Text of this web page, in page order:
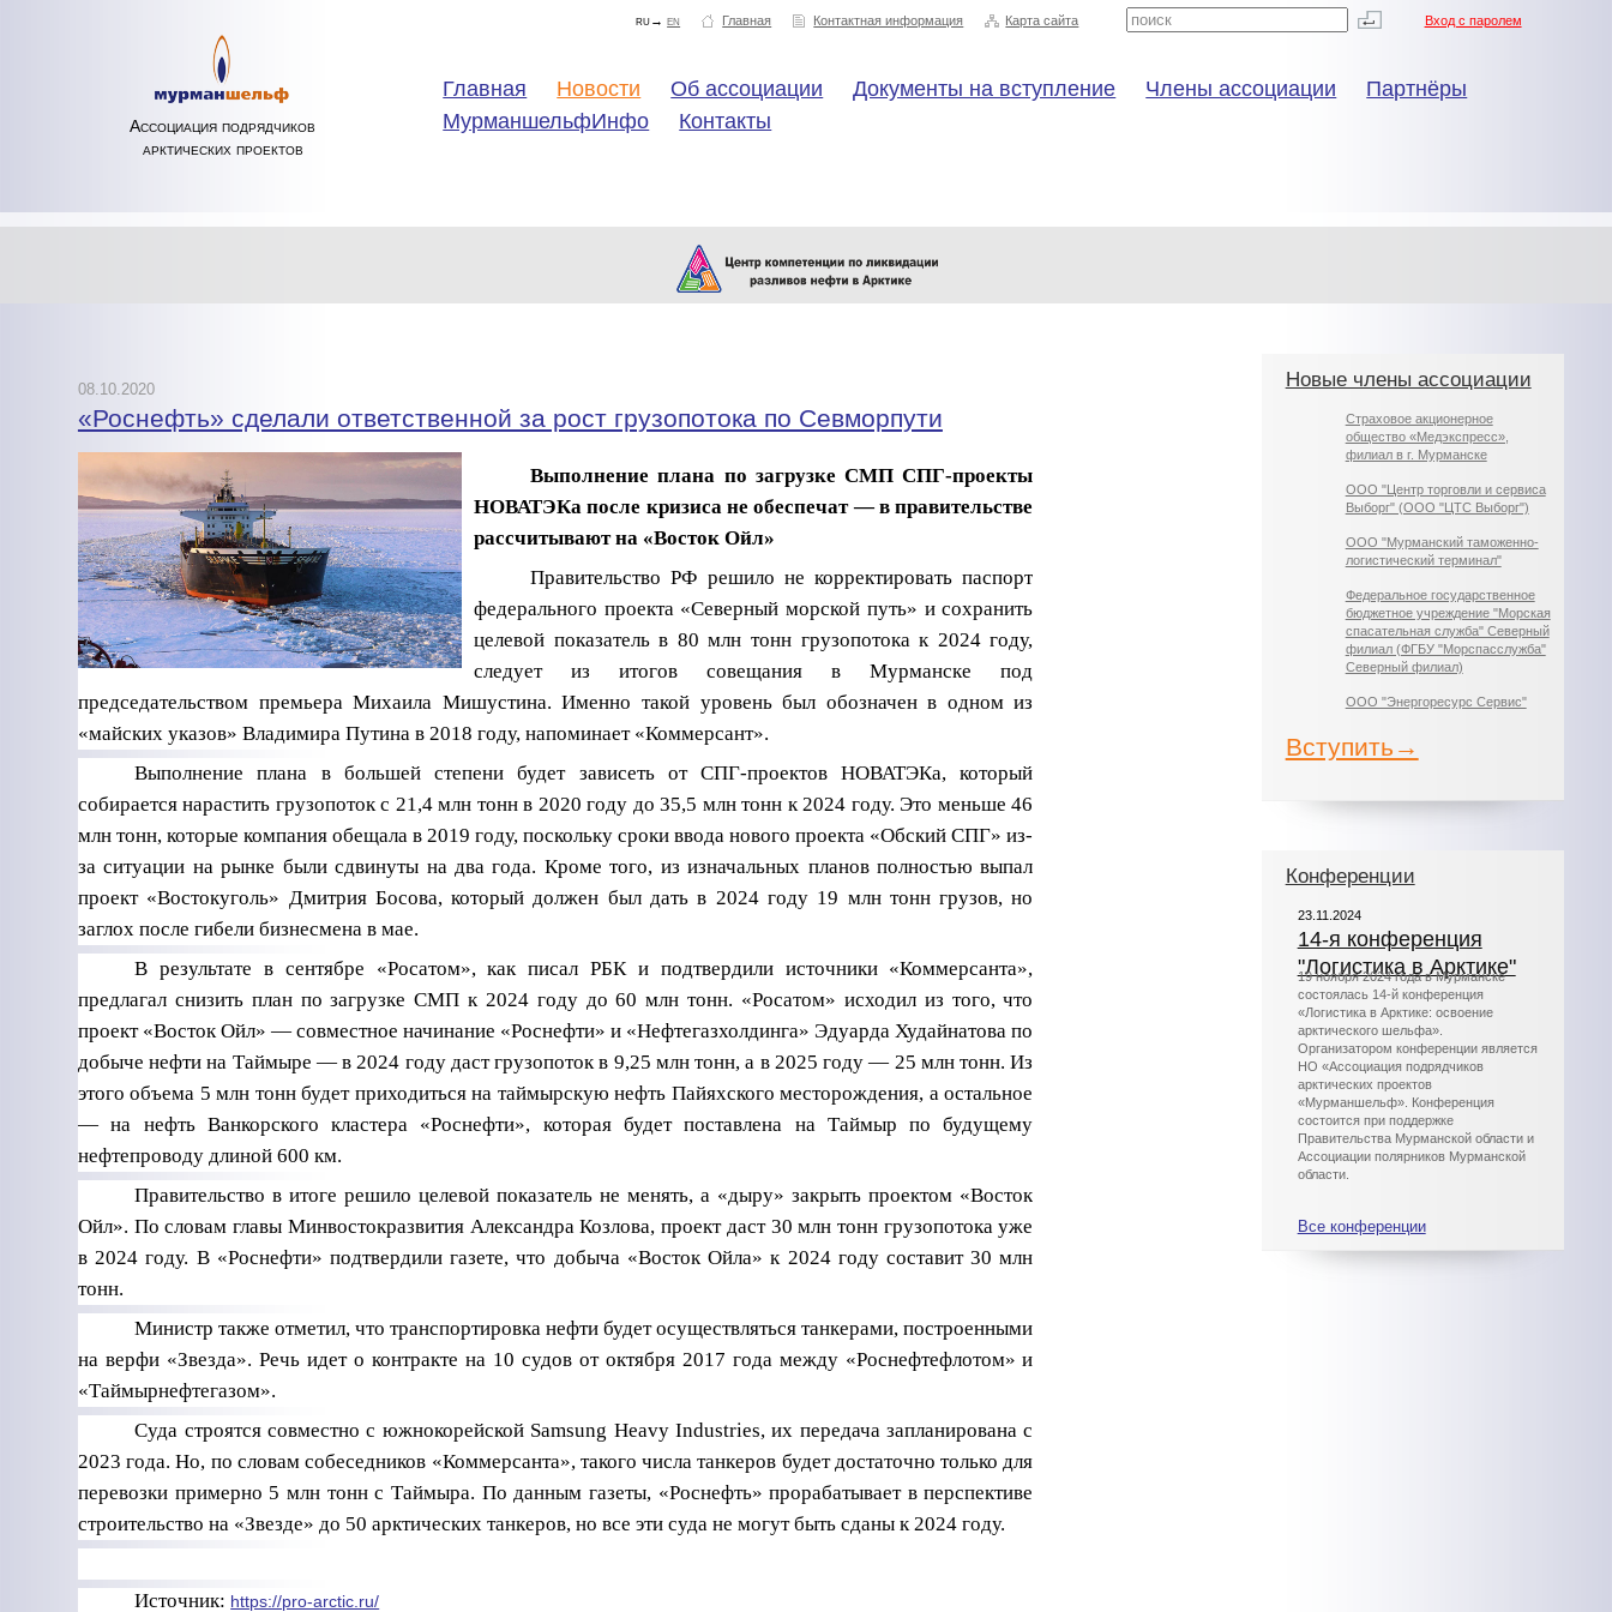
Ассоциация подрядчиков
арктических проектов
Вход с паролем
Карта сайта
Контактная информация
Главная
ru→en
Главная Новости Об ассоциации Документы на вступление Члены ассоциации
Партнёры
МурманшельфИнфо
Контакты
Новые члены ассоциации
Страховое акционерное
общество «Медэкспресс»,
филиал в г. Мурманске
ООО "Центр торговли и сервиса
Выборг" (ООО "ЦТС Выборг")
ООО "Мурманский таможенно-
логистический терминал"
Федеральное государственное
бюджетное учреждение "Морская
спасательная служба" Северный
филиал (ФГБУ "Морспасслужба"
Северный филиал)
ООО "Энергоресурс Сервис"
Вступить→
Конференции
23.11.2024
14-я конференция
"Логистика в Арктике"
19 ноября 2024 года в Мурманске
состоялась 14-й конференция
«Логистика в Арктике: освоение
арктического шельфа».
Организатором конференции является
НО «Ассоциация подрядчиков
арктических проектов
«Мурманшельф». Конференция
состоится при поддержке
Правительства Мурманской области и
Ассоциации полярников Мурманской
области.
Все конференции
08.10.2020
«Роснефть» сделали ответственной за рост грузопотока по Севморпути
Выполнение плана по загрузке СМП СПГ-проекты
НОВАТЭКа после кризиса не обеспечат — в правительстве
рассчитывают на «Восток Ойл»
Правительство РФ решило не корректировать паспорт
федерального проекта «Северный морской путь» и сохранить
целевой показатель в 80 млн тонн грузопотока к 2024 году,
следует из итогов совещания в Мурманске под
председательством премьера Михаила Мишустина. Именно такой уровень был обозначен в одном из
«майских указов» Владимира Путина в 2018 году, напоминает «Коммерсант».
Выполнение плана в большей степени будет зависеть от СПГ-проектов НОВАТЭКа, который
собирается нарастить грузопоток с 21,4 млн тонн в 2020 году до 35,5 млн тонн к 2024 году. Это меньше 46
млн тонн, которые компания обещала в 2019 году, поскольку сроки ввода нового проекта «Обский СПГ» из-
за ситуации на рынке были сдвинуты на два года. Кроме того, из изначальных планов полностью выпал
проект «Востокуголь» Дмитрия Босова, который должен был дать в 2024 году 19 млн тонн грузов, но
заглох после гибели бизнесмена в мае.
В результате в сентябре «Росатом», как писал РБК и подтвердили источники «Коммерсанта»,
предлагал снизить план по загрузке СМП к 2024 году до 60 млн тонн. «Росатом» исходил из того, что
проект «Восток Ойл» — совместное начинание «Роснефти» и «Нефтегазхолдинга» Эдуарда Худайнатова по
добыче нефти на Таймыре — в 2024 году даст грузопоток в 9,25 млн тонн, а в 2025 году — 25 млн тонн. Из
этого объема 5 млн тонн будет приходиться на таймырскую нефть Пайяхского месторождения, а остальное
— на нефть Ванкорского кластера «Роснефти», которая будет поставлена на Таймыр по будущему
нефтепроводу длиной 600 км.
Правительство в итоге решило целевой показатель не менять, а «дыру» закрыть проектом «Восток
Ойл». По словам главы Минвостокразвития Александра Козлова, проект даст 30 млн тонн грузопотока уже
в 2024 году. В «Роснефти» подтвердили газете, что добыча «Восток Ойла» к 2024 году составит 30 млн
тонн.
Министр также отметил, что транспортировка нефти будет осуществляться танкерами, построенными
на верфи «Звезда». Речь идет о контракте на 10 судов от октября 2017 года между «Роснефтефлотом» и
«Таймырнефтегазом».
Суда строятся совместно с южнокорейской Samsung Heavy Industries, их передача запланирована с
2023 года. Но, по словам собеседников «Коммерсанта», такого числа танкеров будет достаточно только для
перевозки примерно 5 млн тонн с Таймыра. По данным газеты, «Роснефть» прорабатывает в перспективе
строительство на «Звезде» до 50 арктических танкеров, но все эти суда не могут быть сданы к 2024 году.
Источник: https://pro-arctic.ru/